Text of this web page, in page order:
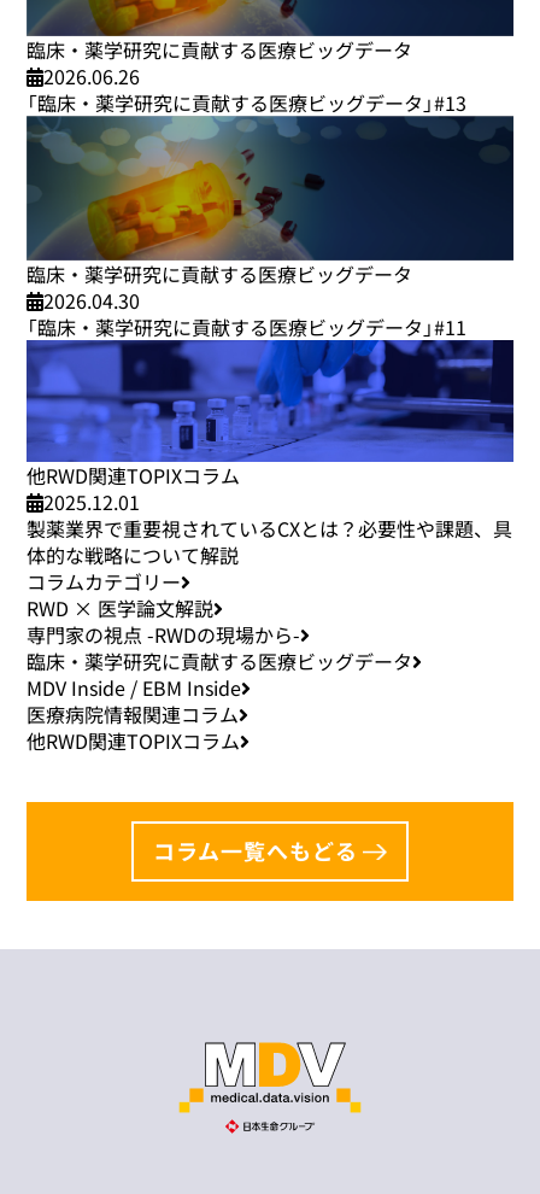
コラムカテゴリー
RWD × 医学論文解説
専門家の視点 -RWDの現場から-
臨床・薬学研究に貢献する医療ビッグデータ
MDV Inside / EBM Inside
医療病院情報関連コラム
他RWD関連TOPIXコラム
臨床・薬学研究に貢献する医療ビッグデータ
2026.06.26
「臨床・薬学研究に貢献する医療ビッグデータ」#13
臨床・薬学研究に貢献する医療ビッグデータ
2026.04.30
「臨床・薬学研究に貢献する医療ビッグデータ」#11
他RWD関連TOPIXコラム
2025.12.01
製薬業界で重要視されているCXとは？必要性や課題、具
体的な戦略について解説
コラム一覧へもどる